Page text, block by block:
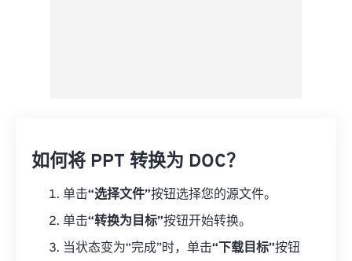
如何将 PPT 转换为 DOC？
单击“选择文件”按钮选择您的源文件。
单击“转换为目标”按钮开始转换。
当状态变为“完成”时，单击“下载目标”按钮